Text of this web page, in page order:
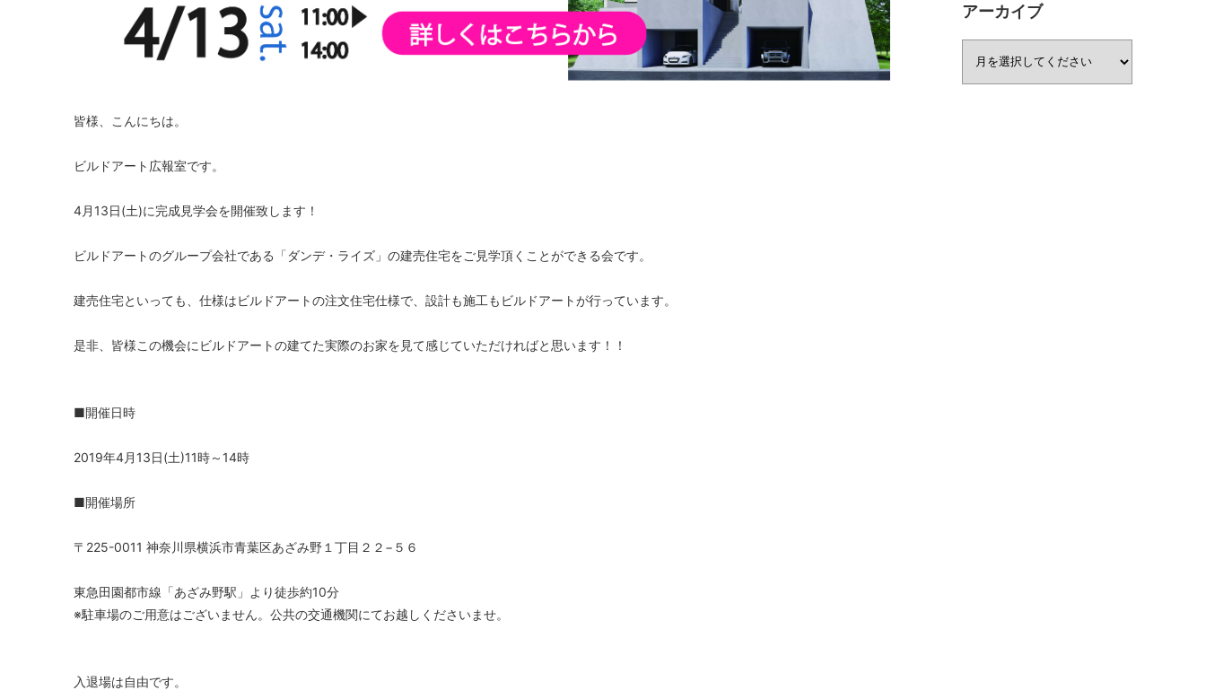
皆様、こんにちは。
ビルドアート広報室です。
4月13日(土)に完成見学会を開催致します！
ビルドアートのグループ会社である「ダンデ・ライズ」の建売住宅をご見学頂くことができる会です。
建売住宅といっても、仕様はビルドアートの注文住宅仕様で、設計も施工もビルドアートが行っています。
是非、皆様この機会にビルドアートの建てた実際のお家を見て感じていただければと思います！！
■開催日時
2019年4月13日(土)11時～14時
■開催場所
〒225-0011 神奈川県横浜市青葉区あざみ野１丁目２２−５６
東急田園都市線「あざみ野駅」より徒歩約10分
※駐車場のご用意はございません。公共の交通機関にてお越しくださいませ。
入退場は自由です。
アーカイブ